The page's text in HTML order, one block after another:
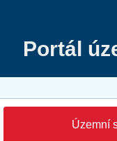
Portál
Územní